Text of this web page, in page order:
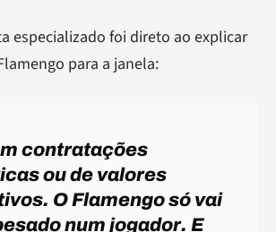
especializado foi direto ao explicar
para a janela:
contratações
ou de valores
O Flamengo só vai
num jogador. E